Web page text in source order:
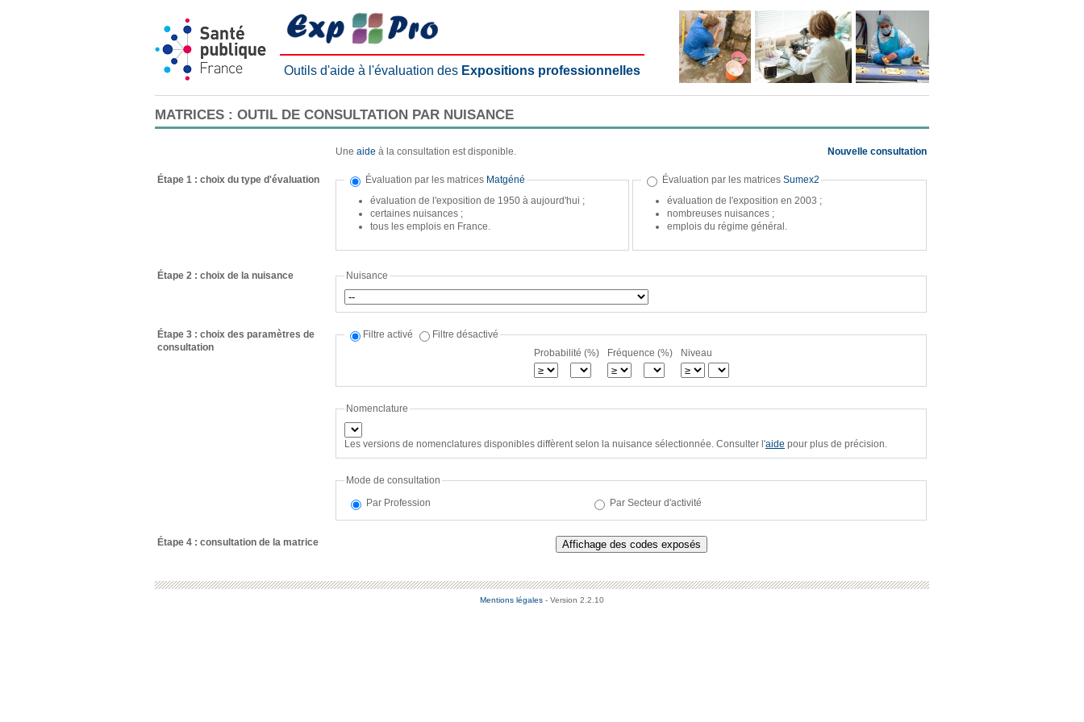
Outils d'aide à l'évaluation des Expositions professionnelles
MATRICES : OUTIL DE CONSULTATION PAR NUISANCE
Une aide à la consultation est disponible. Nouvelle consultation
Étape 1 : choix du type d'évaluation Évaluation par les matrices Matgéné
évaluation de l'exposition de 1950 à aujourd'hui ;
certaines nuisances ;
tous les emplois en France.
Évaluation par les matrices Sumex2
évaluation de l'exposition en 2003 ;
nombreuses nuisances ;
emplois du régime général.
Étape 2 : choix de la nuisance Nuisance
Étape 3 : choix des paramètres de
consultation
Filtre activé
Filtre désactivé
Probabilité (%)
Fréquence (%) Niveau
Nomenclature
Les versions de nomenclatures disponibles diffèrent selon la nuisance sélectionnée. Consulter l'aide pour plus de précision.
Mode de consultation
Par Profession
Par Secteur d'activité
Étape 4 : consultation de la matrice
Mentions légales - Version 2.2.10